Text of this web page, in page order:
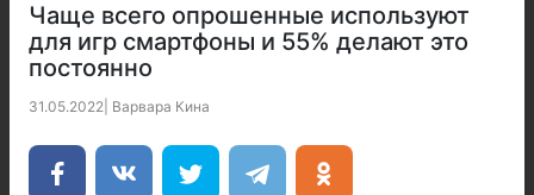
Чаще всего опрошенные используют
для игр смартфоны и 55% делают это
постоянно
31.05.2022 Варвара Кина